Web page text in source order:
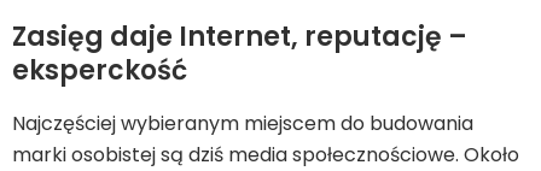
Zasięg daje Internet, reputację –
eksperckość
Najczęściej wybieranym miejscem do budowania
marki osobistej są dziś media społecznościowe. Około